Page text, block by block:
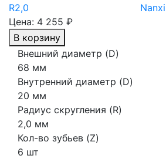
R2,0
Цена: 4 255 ₽
В корзину
Внешний диаметр (D)
68 мм
Внутренний диаметр (D)
20 мм
Радиус скругления (R)
2,0 мм
Кол-во зубьев (Z)
6 шт